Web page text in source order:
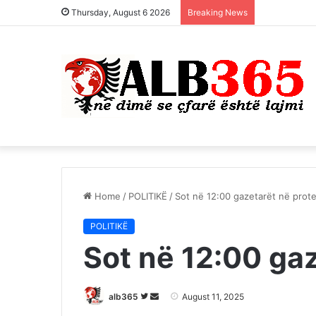
Thursday, August 6 2026 Breaking News
Home / POLITIKË / Sot në 12:00 gazetarët në
POLITIKË
Sot në 12:00
alb365
Follow
Send August 11, 2025